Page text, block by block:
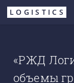
Перейти
LOGISTICS
«РЖД
объемы